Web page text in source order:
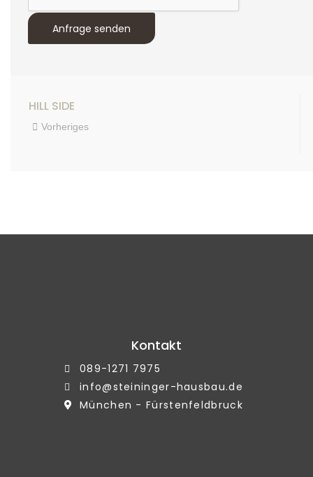
HILL SIDE
Vorheriges
Kontakt
089-1271 7975
info@steininger-hausbau.de
München - Fürstenfeldbruck